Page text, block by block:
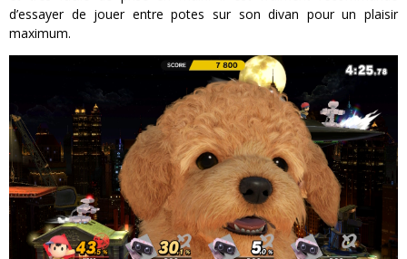
d’essayer de jouer entre potes sur son divan pour un plaisir
maximum.